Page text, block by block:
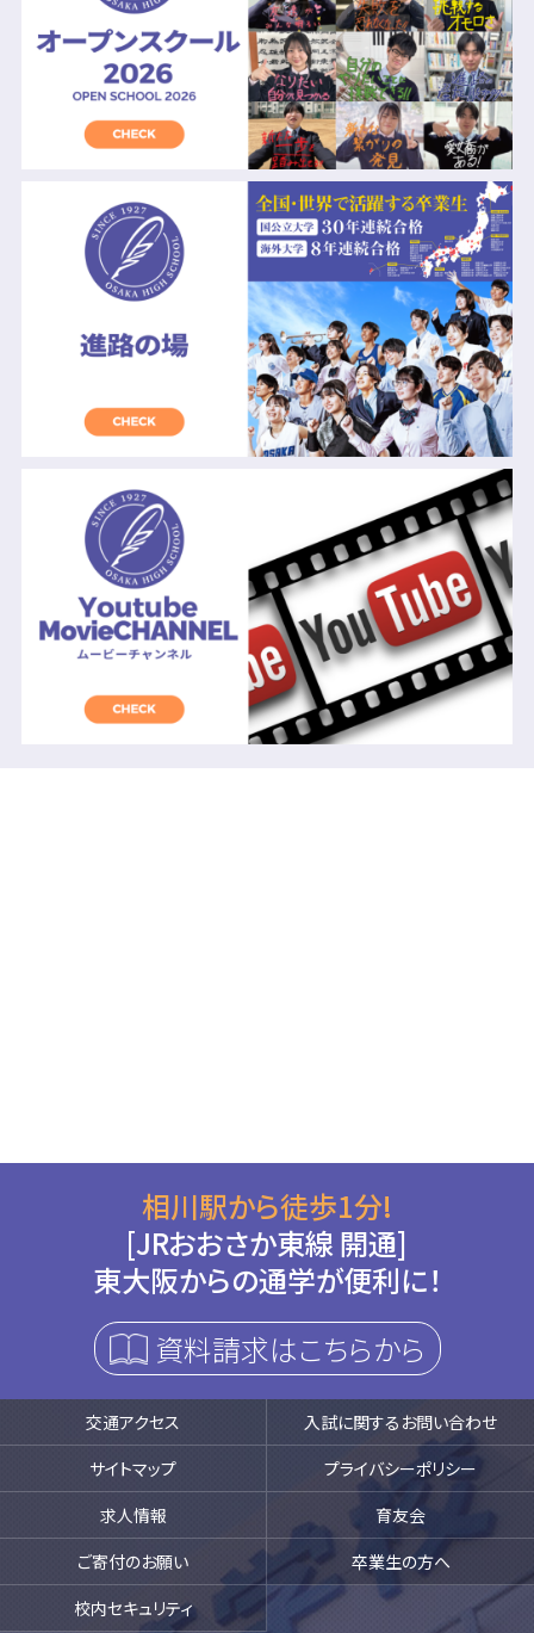
相川駅から徒歩1分!
[JRおおさか東線 開通]
東大阪からの通学が便利に！
資料請求はこちらから
交通アクセス
入試に関するお問い合わせ
サイトマップ
プライバシーポリシー
求人情報
育友会
ご寄付のお願い
卒業生の方へ
校内セキュリティ